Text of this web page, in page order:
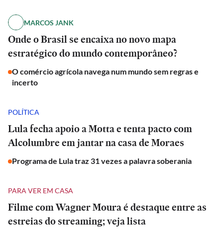
MARCOS JANK
Onde o Brasil se encaixa no novo mapa
estratégico do mundo contemporâneo?
O comércio agrícola navega num mundo sem regras e
incerto
POLÍTICA
Lula fecha apoio a Motta e tenta pacto com
Alcolumbre em jantar na casa de Moraes
Programa de Lula traz 31 vezes a palavra soberania
PARA VER EM CASA
Filme com Wagner Moura é destaque entre as
estreias do streaming; veja lista